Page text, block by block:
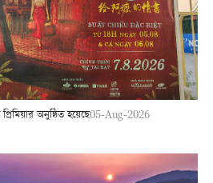
অনুষ্ঠিত হয়েছে05-Aug-2026